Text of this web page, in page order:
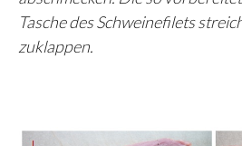
Tasche des Schweinefilets
zuklappen.